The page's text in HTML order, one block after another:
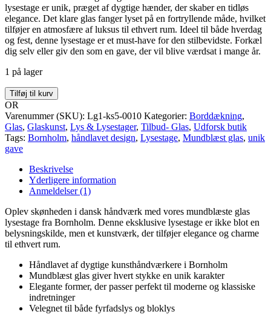
lysestage er unik, præget af dygtige hænder, der skaber en tidløs
elegance. Det klare glas fanger lyset på en fortryllende måde, hvilket
tilføjer en atmosfære af luksus til ethvert rum. Ideel til både hverdag
og fest, denne lysestage er et must-have for den stilbevidste. Forkæl
dig selv eller giv den som en gave, der vil blive værdsat i mange år.
1 på lager
Mundblæst
glas
lysestage
lyserød
knop
fra
Bornholm
antal
Tilføj til kurv
OR
Varenummer (SKU): Lg1-ks5-0010 Kategorier: Borddækning,
Glas, Glaskunst, Lys & Lysestager, Tilbud- Glas, Udforsk butik
Tags: Bornholm, håndlavet design, Lysestage, Mundblæst glas, unik
gave
Beskrivelse
Yderligere information
Anmeldelser (1)
Oplev skønheden i dansk håndværk med vores mundblæste glas
lysestage fra Bornholm. Denne eksklusive lysestage er ikke blot en
belysningskilde, men et kunstværk, der tilføjer elegance og charme
til ethvert rum.
Håndlavet af dygtige kunsthåndværkere i Bornholm
Mundblæst glas giver hvert stykke en unik karakter
Elegante former, der passer perfekt til moderne og klassiske
indretninger
Velegnet til både fyrfadslys og bloklys